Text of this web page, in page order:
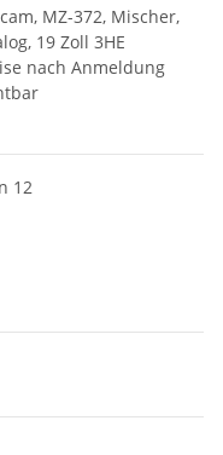
MZ-372, Mischer,
19 Zoll 3HE
nach Anmeldung
12